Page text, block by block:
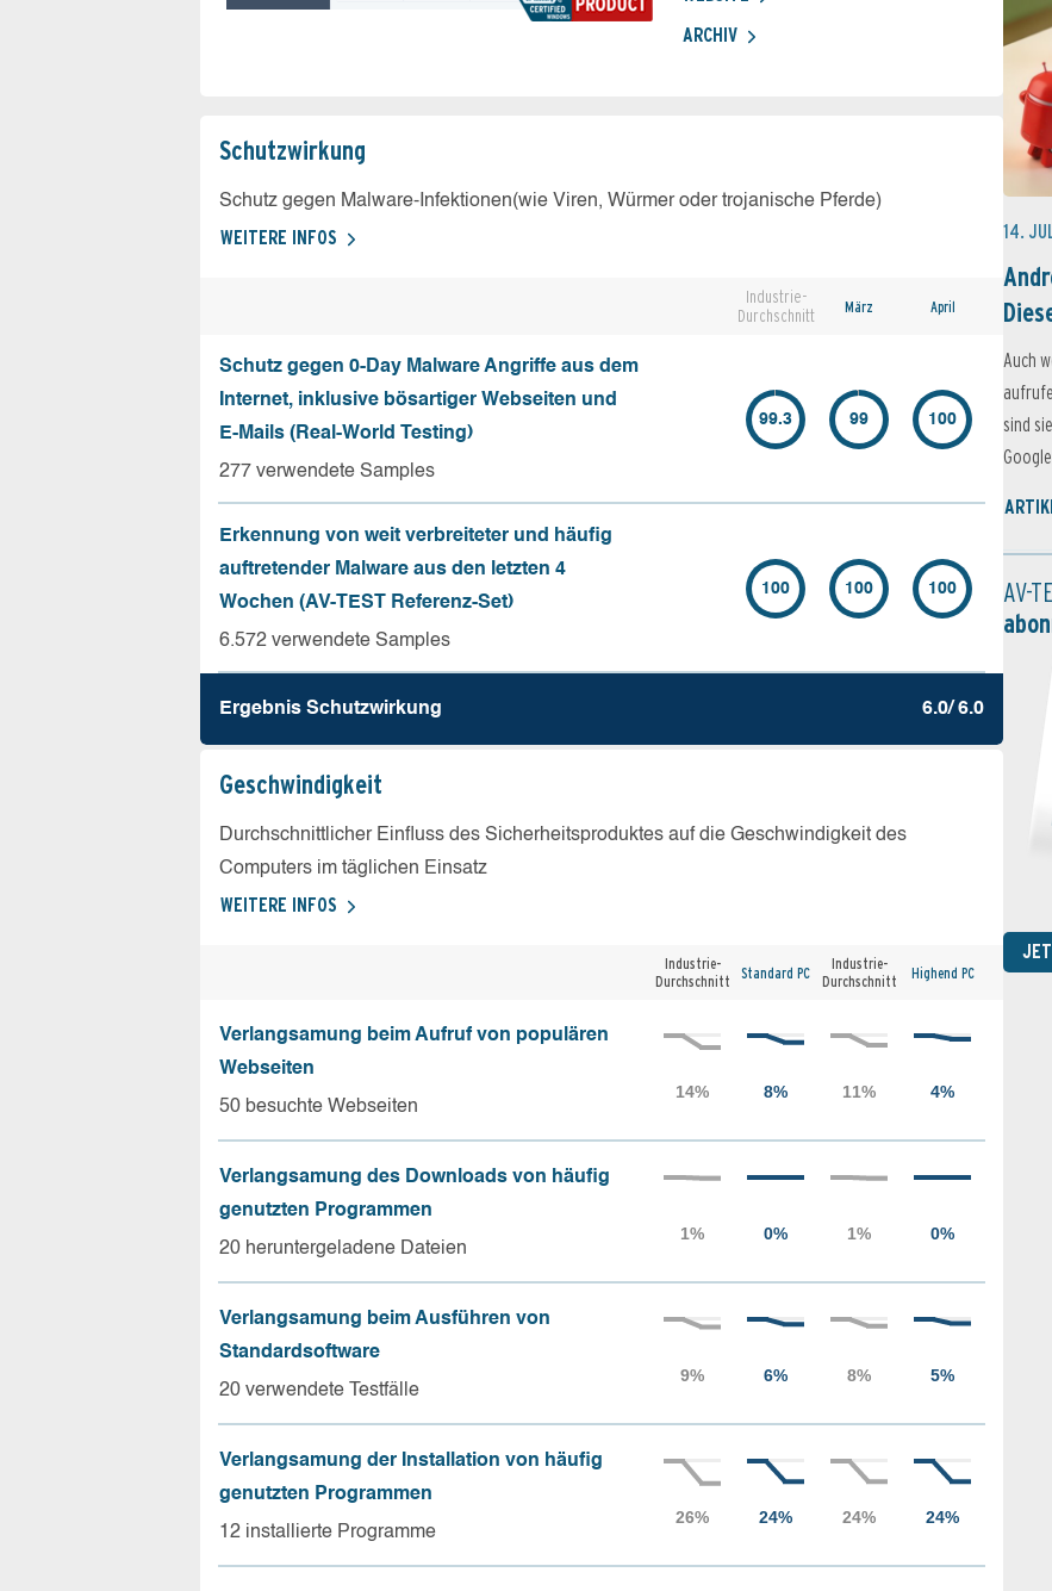
ARCHIV
Schutz­wirkung
Schutz gegen Malware-Infektionen(wie Viren, Würmer oder trojanische Pferde)
WEITERE INFOS
Industrie-
Durchschnitt
März April
Schutz gegen 0-Day Malware Angriffe aus dem
Internet, inklusive bösartiger Webseiten und
E-Mails (Real-World Testing)
277 verwendete Samples
99.3 99 100
Erkennung von weit verbreiteter und häufig
auftretender Malware aus den letzten 4
Wochen (AV-TEST Referenz-Set)
6.572 verwendete Samples
100 100 100
Ergebnis Schutz­wirkung 6.0/ 6.0
Geschw­indigkeit
Durchschnittlicher Einfluss des Sicherheitsproduktes auf die Geschwindigkeit des
Computers im täglichen Einsatz
WEITERE INFOS
Industrie-
Durchschnitt
Standard PC
Industrie-
Durchschnitt
Highend PC
Verlangsamung beim Aufruf von populären
Webseiten
50 besuchte Webseiten
Verlangsamung des Downloads von häufig
genutzten Programmen
20 heruntergeladene Dateien
Verlangsamung beim Ausführen von
Standardsoftware
20 verwendete Testfälle
Verlangsamung der Installation von häufig
genutzten Programmen
12 installierte Programme
14.
Auch
sind
AV-